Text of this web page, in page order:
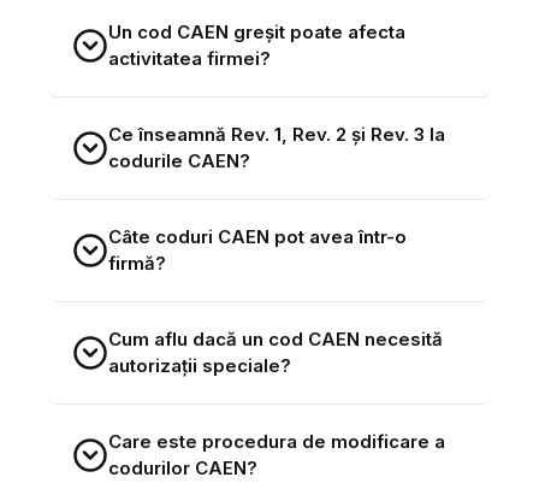
Un cod CAEN greșit poate afecta
activitatea firmei?
Ce înseamnă Rev. 1, Rev. 2 și Rev. 3 la
codurile CAEN?
Câte coduri CAEN pot avea într-o
firmă?
Cum aflu dacă un cod CAEN necesită
autorizații speciale?
Care este procedura de modificare a
codurilor CAEN?